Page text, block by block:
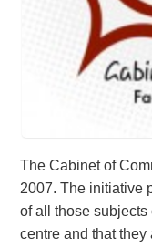
The Cabinet of
2007. The initiative
of all those
centre and that